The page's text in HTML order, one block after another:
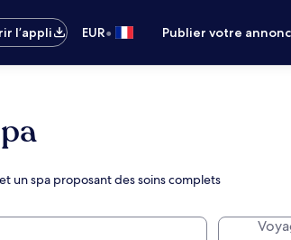
l’appli EUR• Publier votre
un spa proposant des soins complets